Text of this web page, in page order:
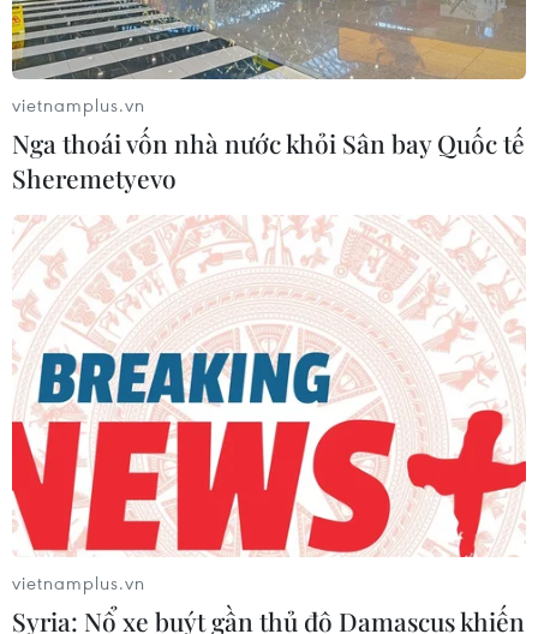
TIN CÙNG CHUYÊN MỤC
Vụ chuyên Tuyên Quang: Thu hồi,
hủy bỏ giấy chứng nhận kết quả thi
đã cấp
vietnamplus.vn
Nga thoái vốn nhà nước khỏi Sân bay Quốc tế
Sheremetyevo
vietnamplus.vn
Syria: Nổ xe buýt gần thủ đô Damascus khiến